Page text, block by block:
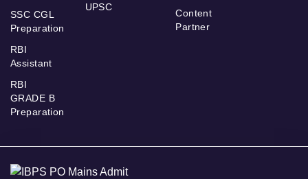
SSC CGL
Preparation
RBI
Assistant
RBI
GRADE B
Preparation
UPSC
Content
Partner